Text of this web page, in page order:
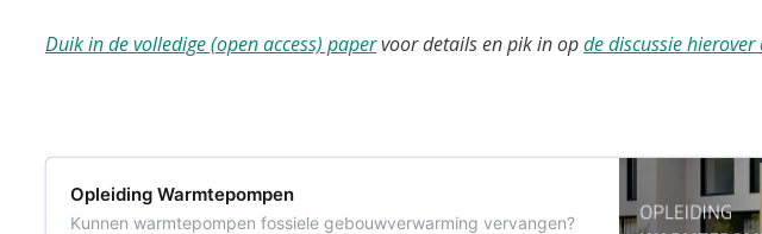
Duik in de volledige (open access) papervoor details en pik in opde discussie hierover
Opleiding Warmtepompen
Kunnen warmtepompen fossiele gebouwverwarming vervangen?